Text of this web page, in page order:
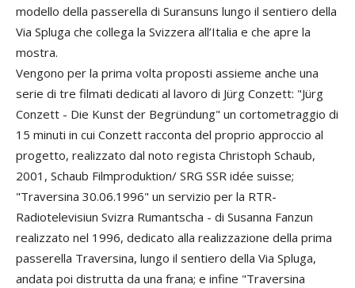
modello della passerella di Suransuns lungo il sentiero della
Via Spluga che collega la Svizzera all’Italia e che apre la
mostra.
Vengono per la prima volta proposti assieme anche una
serie di tre filmati dedicati al lavoro di Jürg Conzett: "Jürg
Conzett - Die Kunst der Begründung" un cortometraggio di
15 minuti in cui Conzett racconta del proprio approccio al
progetto, realizzato dal noto regista Christoph Schaub,
2001, Schaub Filmproduktion/ SRG SSR idée suisse;
"Traversina 30.06.1996" un servizio per la RTR-
Radiotelevisiun Svizra Rumantscha - di Susanna Fanzun
realizzato nel 1996, dedicato alla realizzazione della prima
passerella Traversina, lungo il sentiero della Via Spluga,
andata poi distrutta da una frana; e infine "Traversina